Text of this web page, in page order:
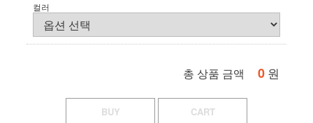
컬러
총 상품 금액 0 원
BUY CART